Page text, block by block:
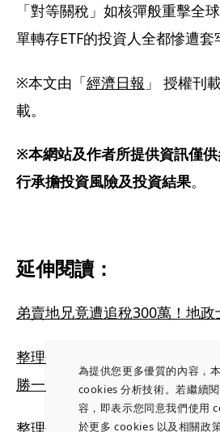
為提供您更多優質的內容，
cookies 分析技術。若繼續
容，即表示您同意我們使用
於更多 cookies 以及相關政
「對等關稅」如核彈般重擊全
單轉存ETF的投資人全都慘遭套
※本文由「經濟日報 」 授權刊
載。
※本網站及作者所提供資訊僅
行承擔投資風險及投資結果。
延伸閱讀：
弟賣地兄竟遭追稅300萬！地
整理包／國安基金啟動第九次
勝一敗」 我可以跟單嗎？
整理包／台股摜破2萬點大關！